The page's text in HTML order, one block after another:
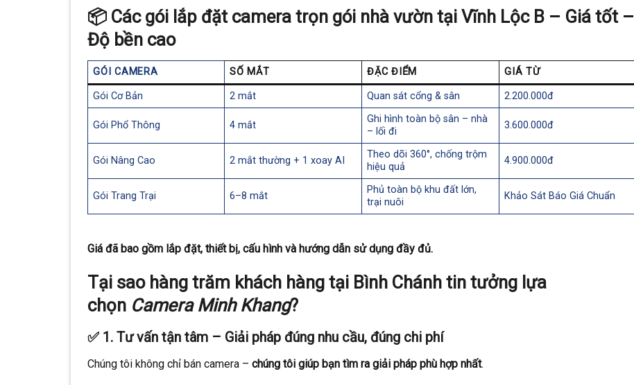
📦 Các gói lắp đặt camera trọn gói nhà vườn tại Vĩnh Lộc B – Giá tốt –
Độ bền cao
GÓI CAMERA SỐ MẮT ĐẶC ĐIỂM GIÁ TỪ
Gói Cơ Bản 2 mắt Quan sát cổng & sân 2.200.000đ
Gói Phổ Thông 4 mắt
Ghi hình toàn bộ sân – nhà
– lối đi
3.600.000đ
Gói Nâng Cao 2 mắt thường + 1 xoay AI
Theo dõi 360°, chống trộm
hiệu quả
4.900.000đ
Gói Trang Trại 6–8 mắt
Phủ toàn bộ khu đất lớn,
trại nuôi
Khảo Sát Báo Giá Chuẩn
Giá đã bao gồm lắp đặt, thiết bị, cấu hình và hướng dẫn sử dụng đầy đủ.
Tại sao hàng trăm khách hàng tại Bình Chánh tin tưởng lựa
chọn Camera Minh Khang?
✅ 1. Tư vấn tận tâm – Giải pháp đúng nhu cầu, đúng chi phí
Chúng tôi không chỉ bán camera – chúng tôi giúp bạn tìm ra giải pháp phù hợp nhất.